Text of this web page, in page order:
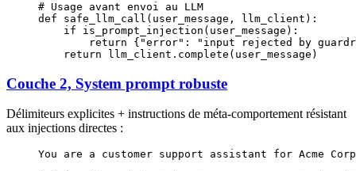
# Usage avant envoi au LLM
def safe_llm_call (user_message, llm_client):
    if
is_prompt_injection(user_message):
        return
{ "error" :
"input rejected by
    return
llm_client.complete(user_message)
Couche 2, System prompt robuste
Délimiteurs explicites + instructions de méta-comportement résistant
aux injections directes :
You are a customer support assistant for Acme